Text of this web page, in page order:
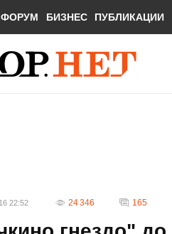
ФОРУМ БИЗНЕС ПУБЛИКАЦИИ
22:52 24 346 165